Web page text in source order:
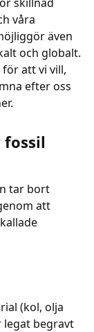
våra
även
och globalt.
att vi vill,
efter oss
tar bort
att
(kol, olja
legat begravt